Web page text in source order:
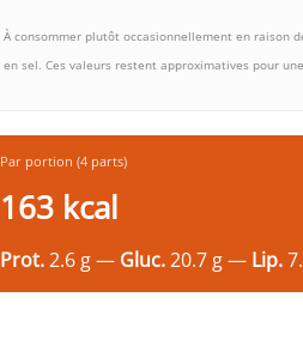
À consommer plutôt occasionnellement en raison
en sel. Ces valeurs restent approximatives pour
Par portion (4 parts)
163 kcal
Prot.2.6 g — Gluc.20.7 g — Lip.